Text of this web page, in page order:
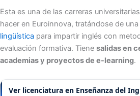
Esta es una de las carreras
hacer en Euroinnova, tratándose de una
lingüística para impartir inglés con
evaluación formativa. Tiene salidas en
academias y proyectos de e-learning.
Ver licenciatura en Enseñanza del